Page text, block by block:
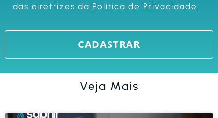
das diretrizes da Política de Privacidade.
Veja Mais